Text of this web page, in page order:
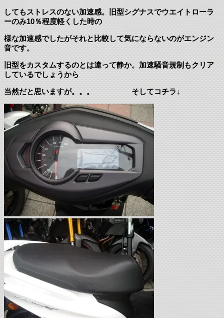
してもストレスのない加速感。旧型シグナスでウエイトローラ
ーのみ10％程度軽くした時の
様な加速感でしたがそれと比較して気にならないのがエンジン
音です。
旧型をカスタムするのとは違って静か。加速騒音規制もクリア
しているでしょうから
当然だと思いますが。。。 そしてコチラ↓